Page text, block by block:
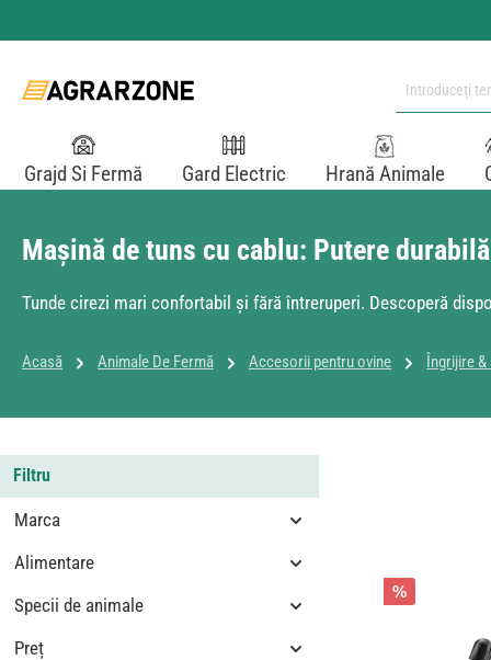
Grajd Si Fermă Gard Electric Hrană Animale
Mașină de tuns cu cablu: Putere
Tunde cirezi mari confortabil și fără întreruperi. Descoperă
Acasă Animale De Fermă Accesorii pentru ovine Îngrijire &
Filtru
Marca
Alimentare
Specii de animale
Preț
%